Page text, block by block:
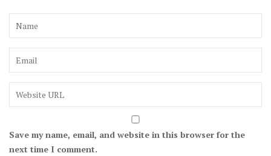
Save my name, email, and website in this browser for the
next time I comment.